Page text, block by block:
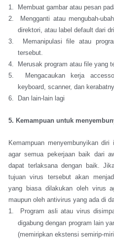
1. Membuat gambar atau pesan
2. Mengganti atau mengubah-
direktori, atau label default dari
3. Memanipulasi file atau
tersebut.
4. Merusak program atau file yang
5. Mengacaukan kerja
keyboard, scanner, dan
6. Dan lain-lain lagi
5. Kemampuan untuk
Kemampuan menyembunyikan
agar semua pekerjaan baik dari
dapat terlaksana dengan baik.
tujuan virus tersebut akan
yang biasa dilakukan oleh virus
maupun oleh antivirus yang ada di
1.
Program asli atau virus
digabung dengan program lain
(memiripkan ekstensi semirip-